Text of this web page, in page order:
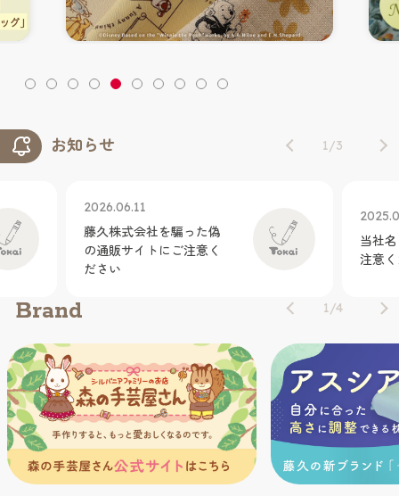
お知らせ
2026.06.11
藤久株式会社を騙った偽
の通販サイトにご注意く
ださい
当社
注意
1/3
Brand 1/4